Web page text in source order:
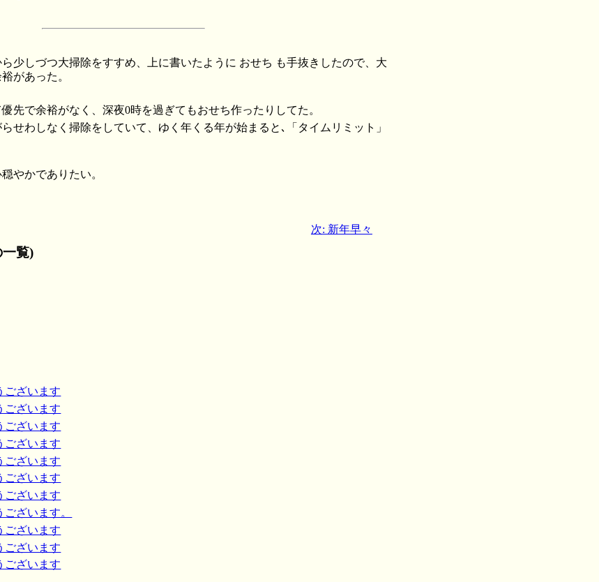
少しづつ大掃除をすすめ、上に書いたように おせち も手抜きしたので、大
があった。
先で余裕がなく、深夜0時を過ぎてもおせち作ったりしてた。
せわしなく掃除をしていて、ゆく年くる年が始まると､「タイムリミット」
やかでありたい。
次: 新年早々
一覧)
ございます
ございます
ございます
ございます
ございます
ございます
ございます
ざいます。
ございます
ございます
ございます